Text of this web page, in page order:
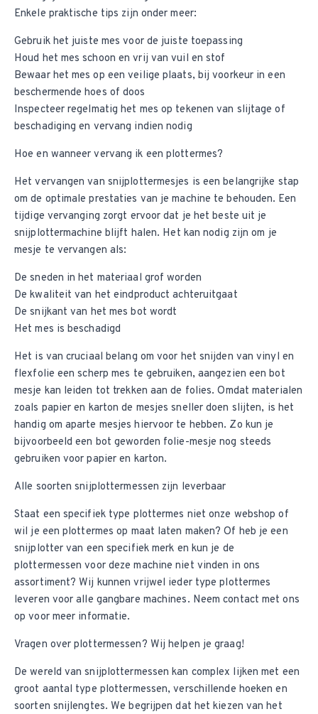
Enkele praktische tips zijn onder meer:
Gebruik het juiste mes voor de juiste toepassing
Houd het mes schoon en vrij van vuil en stof
Bewaar het mes op een veilige plaats, bij voorkeur in een
beschermende hoes of doos
Inspecteer regelmatig het mes op tekenen van slijtage of
beschadiging en vervang indien nodig
Hoe en wanneer vervang ik een plottermes?
Het vervangen van snijplottermesjes is een belangrijke stap
om de optimale prestaties van je machine te behouden. Een
tijdige vervanging zorgt ervoor dat je het beste uit je
snijplottermachine blijft halen. Het kan nodig zijn om je
mesje te vervangen als:
De sneden in het materiaal grof worden
De kwaliteit van het eindproduct achteruitgaat
De snijkant van het mes bot wordt
Het mes is beschadigd
Het is van cruciaal belang om voor het snijden van vinyl en
flexfolie een scherp mes te gebruiken, aangezien een bot
mesje kan leiden tot trekken aan de folies. Omdat materialen
zoals papier en karton de mesjes sneller doen slijten, is het
handig om aparte mesjes hiervoor te hebben. Zo kun je
bijvoorbeeld een bot geworden folie-mesje nog steeds
gebruiken voor papier en karton.
Alle soorten snijplottermessen zijn leverbaar
Staat een specifiek type plottermes niet onze webshop of
wil je een plottermes op maat laten maken? Of heb je een
snijplotter van een specifiek merk en kun je de
plottermessen voor deze machine niet vinden in ons
assortiment? Wij kunnen vrijwel ieder type plottermes
leveren voor alle gangbare machines. Neemcontact met ons
op voor meer informatie.
Vragen over plottermessen? Wij helpen je graag!
De wereld van snijplottermessen kan complex lijken met een
groot aantal type plottermessen, verschillende hoeken en
soorten snijlengtes. We begrijpen dat het kiezen van het